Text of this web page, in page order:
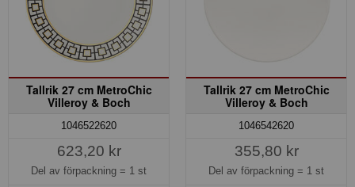
Tallrik 27 cm MetroChic
Villeroy & Boch
1046522620
623,20 kr
Del av förpackning = 1 st
Tallrik 27 cm MetroChic
Villeroy & Boch
1046542620
355,80 kr
Del av förpackning = 1 st